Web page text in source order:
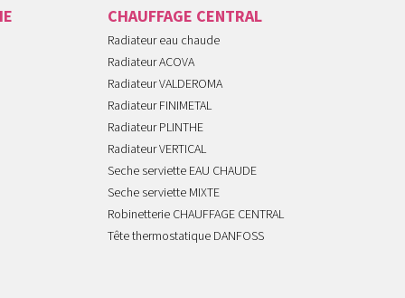
CHAUFFAGE CENTRAL
Radiateur eau chaude
Radiateur ACOVA
Radiateur VALDEROMA
Radiateur FINIMETAL
Radiateur PLINTHE
Radiateur VERTICAL
Seche serviette EAU CHAUDE
Seche serviette MIXTE
Robinetterie CHAUFFAGE CENTRAL
Tête thermostatique DANFOSS